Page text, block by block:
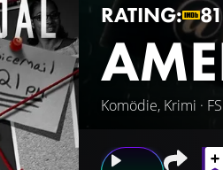
RATING:
Komödie, Krimi ·